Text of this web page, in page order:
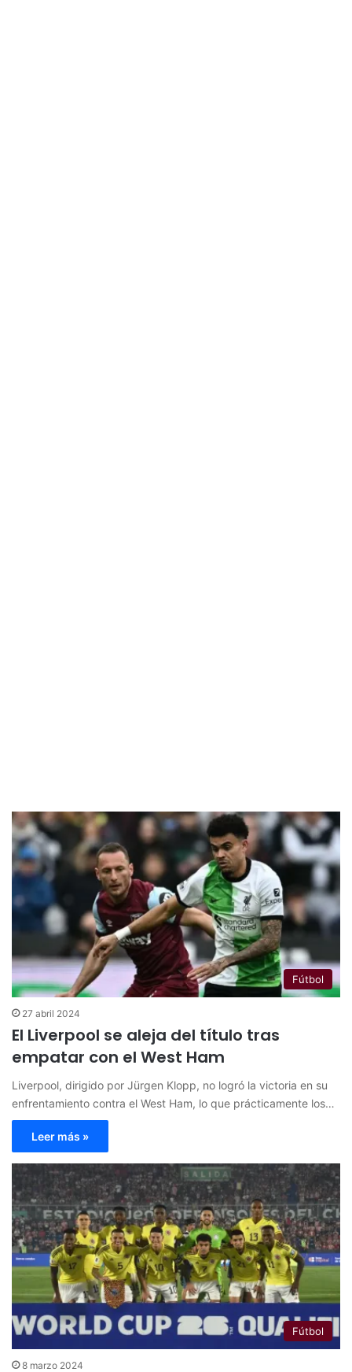
Fútbol
27 abril 2024
El Liverpool se aleja del título tras
empatar con el West Ham
Liverpool, dirigido por Jürgen Klopp, no logró la victoria en su
enfrentamiento contra el West Ham, lo que prácticamente los…
Leer más »
Fútbol
8 marzo 2024